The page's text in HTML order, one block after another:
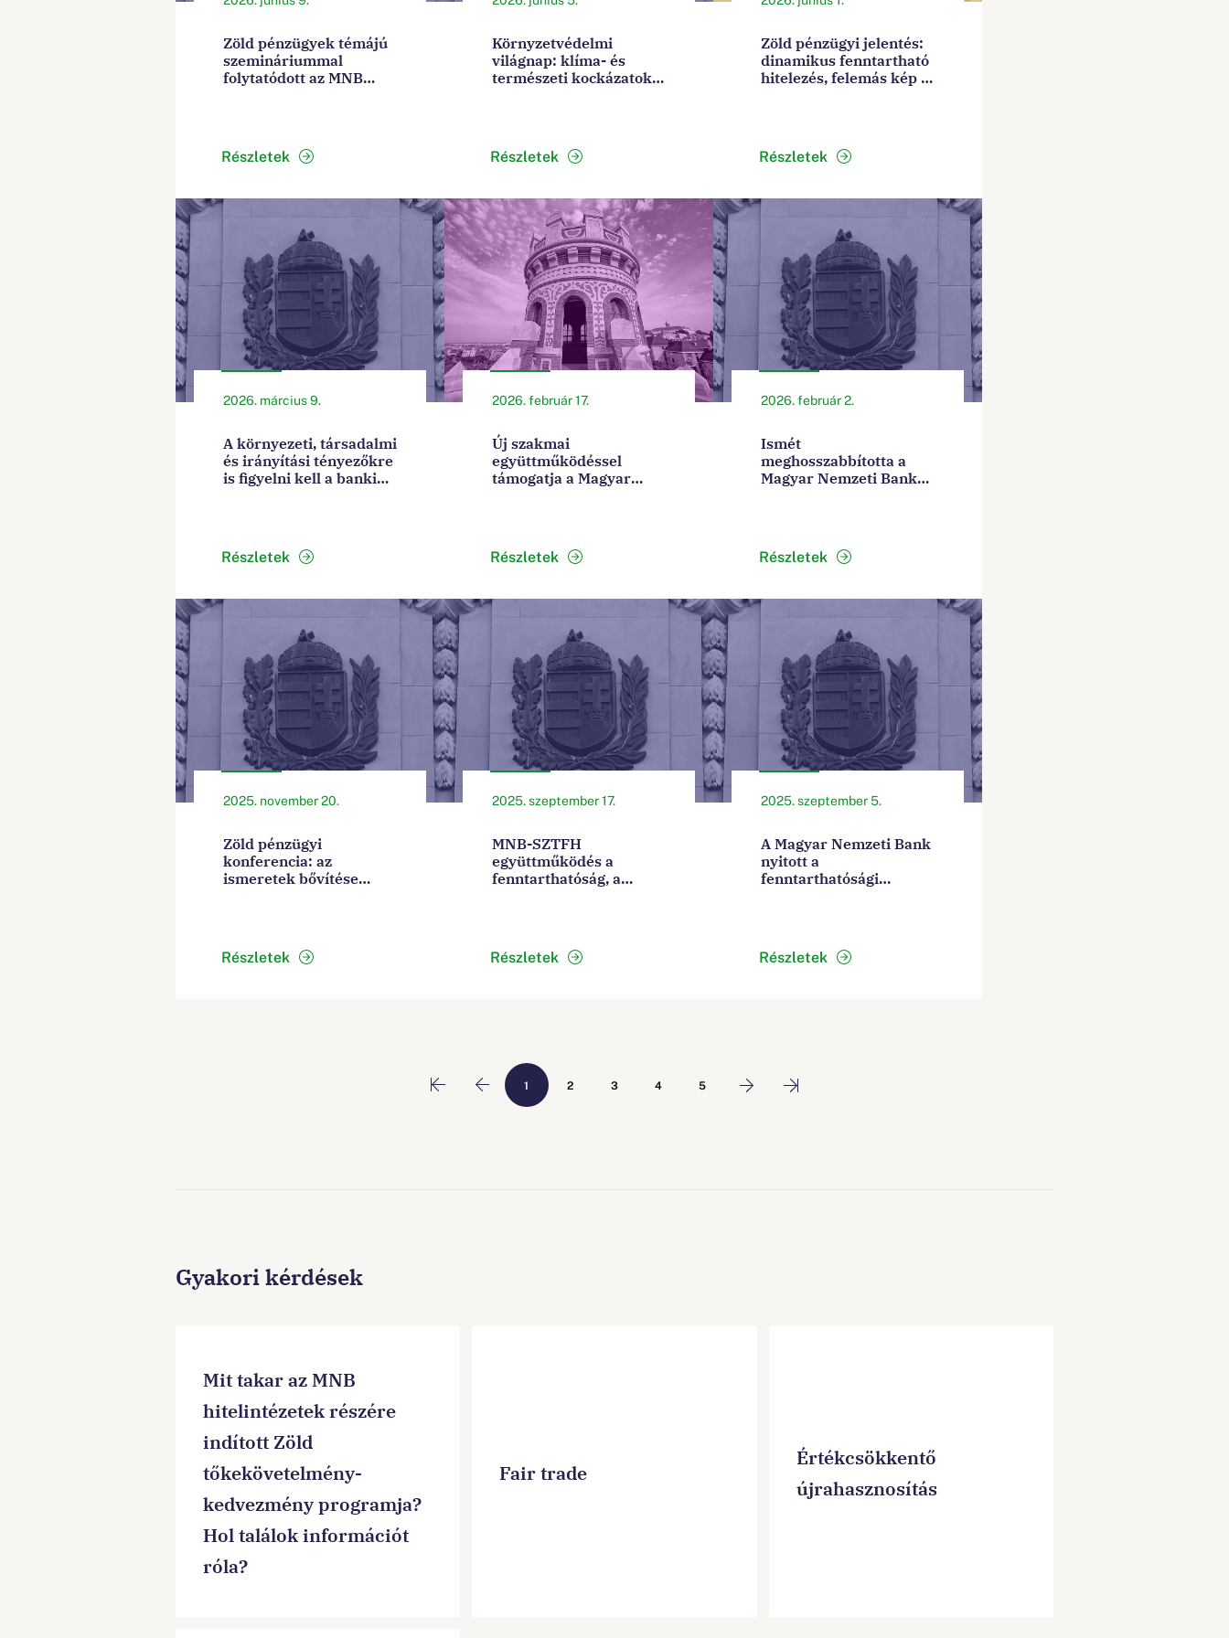
Zöld pénzügyek témájú
szemináriummal
folytatódott az MNB
Részletek
Környzetvédelmi
világnap: klíma- és
természeti kockázatokra
Részletek
Zöld pénzügyi jelentés:
dinamikus fenntartható
hitelezés, felemás kép a
Részletek
2026. március 9.
A környezeti, társadalmi
és irányítási tényezőkre
is figyelni kell a banki
Részletek
2026. február 17.
Új szakmai
együttműködéssel
támogatja a Magyar
Részletek
2026. február 2.
Ismét
meghosszabbította a
Magyar Nemzeti Bank
Részletek
2025. november 20.
Zöld pénzügyi
konferencia: az
ismeretek bővítése
Részletek
2025. szeptember 17.
MNB-SZTFH
együttműködés a
fenntarthatóság, a
Részletek
2025. szeptember 5.
A Magyar Nemzeti Bank
nyitott a
fenntarthatósági
Részletek
1 2 3 4 5
Gyakori kérdések
Mit takar az MNB
hitelintézetek részére
indított Zöld
tőkekövetelmény-
kedvezmény programja?
Hol találok információt
róla?
Fair trade
Értékcsökkentő
újrahasznosítás